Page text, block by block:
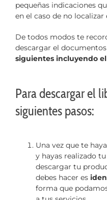
pequeñas indicaciones
en el caso de no
De todos modos te
descargar el
siguientes incluyendo
Para descargar el
siguientes pasos:
Una vez que te
y hayas realizado
descargar tu
debes hacer es
forma que